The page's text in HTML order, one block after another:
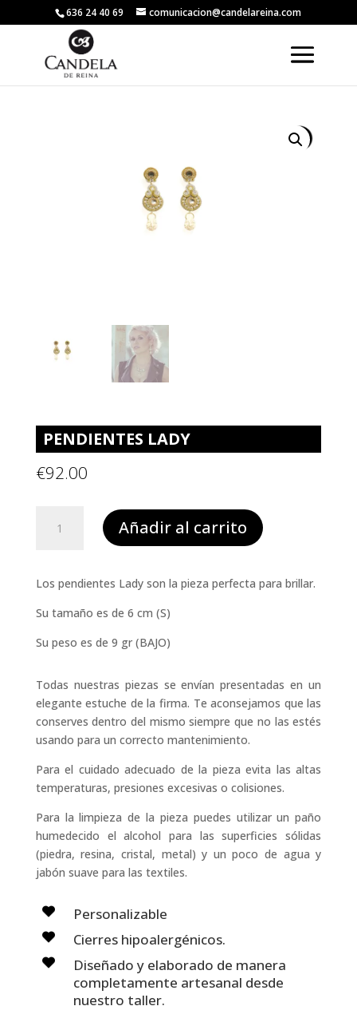
636 24 40 69 comunicacion@candelareina.com
PENDIENTES LADY
€92.00
LADY
Añadir al carrito
Los pendientes Lady son la pieza perfecta para brillar.
Su tamaño es de 6 cm (S)
Su peso es de 9 gr (BAJO)
Todas nuestras piezas se envían presentadas en un
elegante estuche de la firma. Te aconsejamos que las
conserves dentro del mismo siempre que no las estés
usando para un correcto mantenimiento.
Para el cuidado adecuado de la pieza evita las altas
temperaturas, presiones excesivas o colisiones.
Para la limpieza de la pieza puedes utilizar un paño
humedecido el alcohol para las superficies sólidas
(piedra, resina, cristal, metal) y un poco de agua y
jabón suave para las textiles.
Personalizable
Cierres hipoalergénicos.
Diseñado y elaborado de manera
completamente artesanal desde
nuestro taller.